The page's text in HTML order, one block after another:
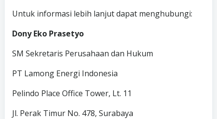
Untuk informasi lebih lanjut dapat menghubungi:
Dony Eko Prasetyo
SM Sekretaris Perusahaan dan Hukum
PT Lamong Energi Indonesia
Pelindo Place Office Tower, Lt. 11
Jl. Perak Timur No. 478, Surabaya